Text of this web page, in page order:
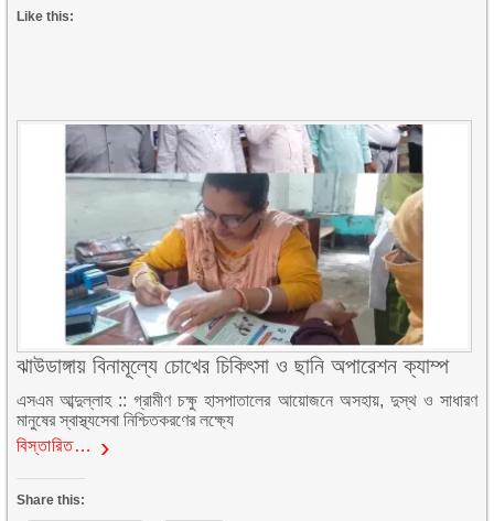
Like this:
ঝাউডাঙ্গায় বিনামূল্যে চোখের চিকিৎসা ও ছানি অপারেশন ক্যাম্প
এসএম আব্দুল্লাহ :: গ্রামীণ চক্ষু হাসপাতালের আয়োজনে অসহায়, দুস্থ ও সাধারণ
মানুষের স্বাস্থ্যসেবা নিশ্চিতকরণের লক্ষ্যে
বিস্তারিত…
Share this: